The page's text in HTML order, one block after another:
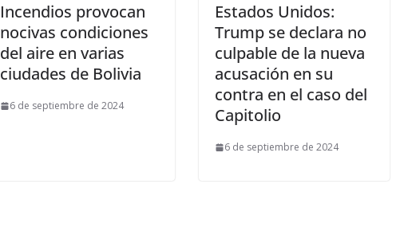
Incendios provocan
nocivas condiciones
del aire en varias
ciudades de Bolivia
6 de septiembre de 2024
Estados Unidos:
Trump se declara no
culpable de la nueva
acusación en su
contra en el caso del
Capitolio
6 de septiembre de 2024